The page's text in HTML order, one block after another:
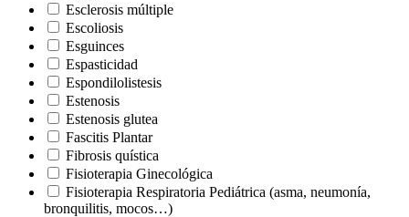
Esclerosis múltiple
Escoliosis
Esguinces
Espasticidad
Espondilolistesis
Estenosis
Estenosis glutea
Fascitis Plantar
Fibrosis quística
Fisioterapia Ginecológica
Fisioterapia Respiratoria Pediátrica (asma, neumonía,
bronquilitis, mocos…)